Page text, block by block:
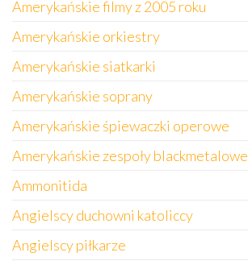
Amerykańskie filmy z 2005 roku
Amerykańskie orkiestry
Amerykańskie siatkarki
Amerykańskie soprany
Amerykańskie śpiewaczki operowe
Amerykańskie zespoły blackmetalowe
Ammonitida
Angielscy duchowni katoliccy
Angielscy piłkarze